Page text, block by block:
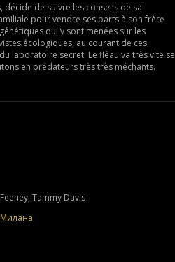
de suivre les conseils de sa
pour vendre ses parts à son frère
qui y sont menées sur les
écologiques, au courant de ces
laboratoire secret. Le fléau va très vite se
en prédateurs très très méchants.
Tammy Davis